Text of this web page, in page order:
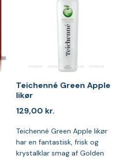
Teichenné Green Apple
likør
129,00 kr.
Teichenné Green Apple likør
har en fantastisk, frisk og
krystalklar smag af Golden